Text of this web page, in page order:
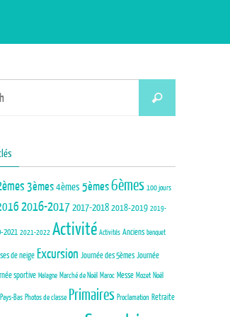
Search
3èmes4èmes 5èmes6èmes 100 jours
2016-2017 2017-2018 2018-2019 2019-
2021 2021-2022 Activité Activités Anciens banquet
de neige Excursion Journée des 5èmes Journée
sportive Malagne Marché de Noël Maroc Messe Mozet Noël
Pays-Bas Photos de classe Primaires Proclamation Retraite